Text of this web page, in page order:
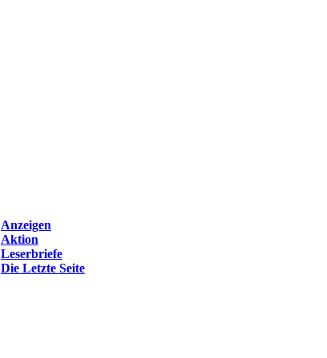
Anzeigen
Aktion
Leserbriefe
Die Letzte Seite